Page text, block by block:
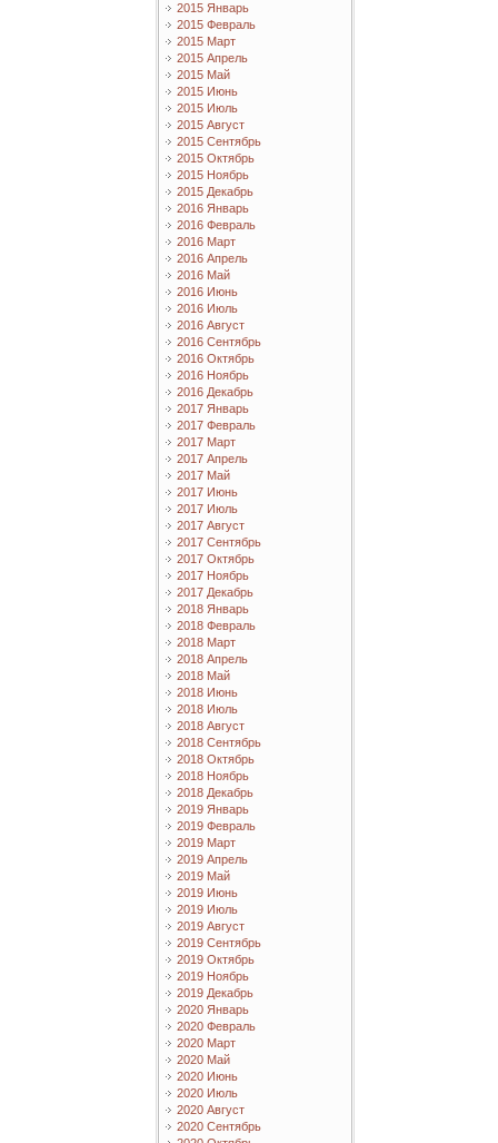
2015 Январь
2015 Февраль
2015 Март
2015 Апрель
2015 Май
2015 Июнь
2015 Июль
2015 Август
2015 Сентябрь
2015 Октябрь
2015 Ноябрь
2015 Декабрь
2016 Январь
2016 Февраль
2016 Март
2016 Апрель
2016 Май
2016 Июнь
2016 Июль
2016 Август
2016 Сентябрь
2016 Октябрь
2016 Ноябрь
2016 Декабрь
2017 Январь
2017 Февраль
2017 Март
2017 Апрель
2017 Май
2017 Июнь
2017 Июль
2017 Август
2017 Сентябрь
2017 Октябрь
2017 Ноябрь
2017 Декабрь
2018 Январь
2018 Февраль
2018 Март
2018 Апрель
2018 Май
2018 Июнь
2018 Июль
2018 Август
2018 Сентябрь
2018 Октябрь
2018 Ноябрь
2018 Декабрь
2019 Январь
2019 Февраль
2019 Март
2019 Апрель
2019 Май
2019 Июнь
2019 Июль
2019 Август
2019 Сентябрь
2019 Октябрь
2019 Ноябрь
2019 Декабрь
2020 Январь
2020 Февраль
2020 Март
2020 Май
2020 Июнь
2020 Июль
2020 Август
2020 Сентябрь